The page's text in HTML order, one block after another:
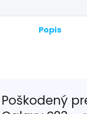
Popis
Poškodený